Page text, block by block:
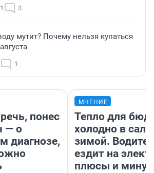
3
мутит? Почему нельзя купаться
1
понес
— о
диагнозе,
МНЕНИЕ
Тепло для
холодно в
зимой.
ездит на
плюсы и